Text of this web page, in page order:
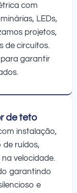
com
LEDs,
projetos,
de circuitos.
garantir
de teto
instalação,
ruídos,
velocidade.
garantindo
e